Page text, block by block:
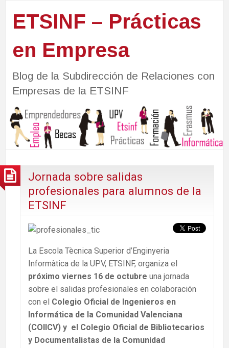
ETSINF – Prácticas
en Empresa
Blog de la Subdirección de Relaciones con
Empresas de la ETSINF
Jornada sobre salidas
profesionales para alumnos de la
ETSINF
La Escola Tècnica Superior d’Enginyeria
Informàtica de la UPV, ETSINF, organiza el
próximo viernes 16 de octubre una jornada
sobre el salidas profesionales en colaboración
con el Colegio Oficial de Ingenieros en
Informática de la Comunidad Valenciana
(COIICV) y el Colegio Oficial de Bibliotecarios
y Documentalistas de la Comunidad